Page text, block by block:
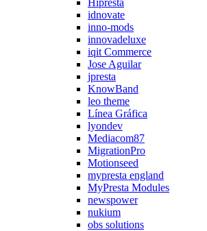
idnovate
inno-mods
innovadeluxe
iqit Commerce
Jose Aguilar
jpresta
KnowBand
leo theme
Línea Gráfica
lyondev
Mediacom87
MigrationPro
Motionseed
mypresta england
MyPresta Modules
newspower
nukium
obs solutions